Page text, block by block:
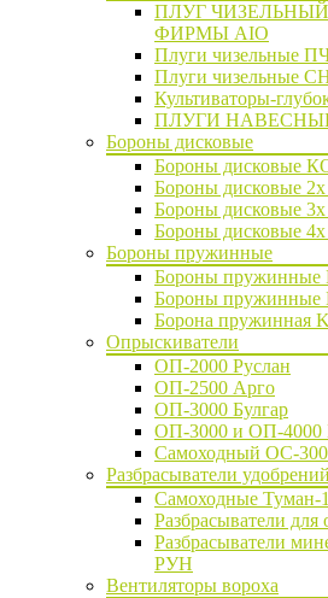
ПЛУГ
ФИРМЫ AIO
Плуги чизельные
Плуги чизельные
Культиваторы-
ПЛУГИ
Бороны дисковые
Бороны дисковые
Бороны дисковые
Бороны дисковые
Бороны дисковые
Бороны пружинные
Бороны пружинные
Бороны пружинные
Борона пружинная
Опрыскиватели
ОП-2000 Руслан
ОП-2500 Арго
ОП-3000 Булгар
ОП-3000 и ОП-4000
Самоходный ОС-
Разбрасыватели удобрений
Самоходные Туман-
Разбрасыватели
Разбрасыватели
РУН
Вентиляторы вороха